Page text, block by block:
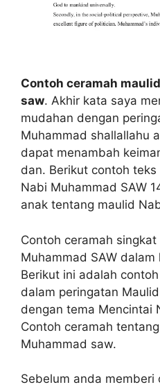
Contoh ceramah
saw. Akhir kata saya
mudahan dengan
Muhammad shallallahu
dapat menambah
dan. Berikut contoh
Nabi Muhammad SAW
anak tentang maulid
Contoh ceramah
Muhammad SAW
Berikut ini adalah
dalam peringatan
dengan tema Mencintai
Contoh ceramah
Muhammad saw.
Sebelum anda memberi